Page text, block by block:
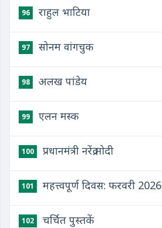
96 राहुल भाटिया
97 सोनम वांगचुक
98 अलख पांडेय
99 एलन मस्क
100 प्रधानमंत्री नरेंद्र मोदी
101 महत्त्वपूर्ण दिवस: फरवरी 2026
102 चर्चित पुस्तकें